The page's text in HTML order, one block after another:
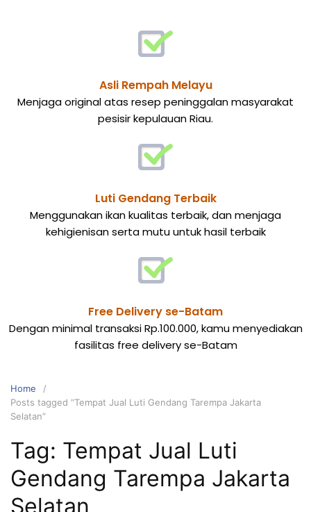
Asli Rempah Melayu
Menjaga original atas resep peninggalan masyarakat
pesisir kepulauan Riau.
Luti Gendang Terbaik
Menggunakan ikan kualitas terbaik, dan menjaga
kehigienisan serta mutu untuk hasil terbaik
Free Delivery se-Batam
Dengan minimal transaksi Rp.100.000, kamu menyediakan
fasilitas free delivery se-Batam
Home
Posts tagged “Tempat Jual Luti Gendang Tarempa Jakarta
Selatan”
Tag: Tempat Jual Luti
Gendang Tarempa Jakarta
Selatan